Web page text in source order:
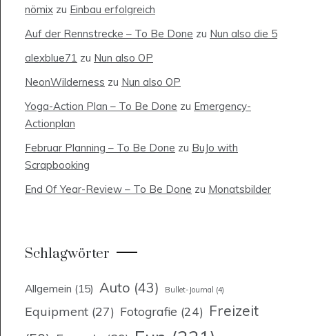
nömix zu Einbau erfolgreich
Auf der Rennstrecke – To Be Done zu Nun also die 5
alexblue71 zu Nun also OP
NeonWilderness zu Nun also OP
Yoga-Action Plan – To Be Done zu Emergency-
Actionplan
Februar Planning – To Be Done zu BuJo with
Scrapbooking
End Of Year-Review – To Be Done zu Monatsbilder
Schlagwörter
Allgemein (15) Auto (43) Bullet-Journal (4)
Equipment (27) Fotografie (24) Freizeit